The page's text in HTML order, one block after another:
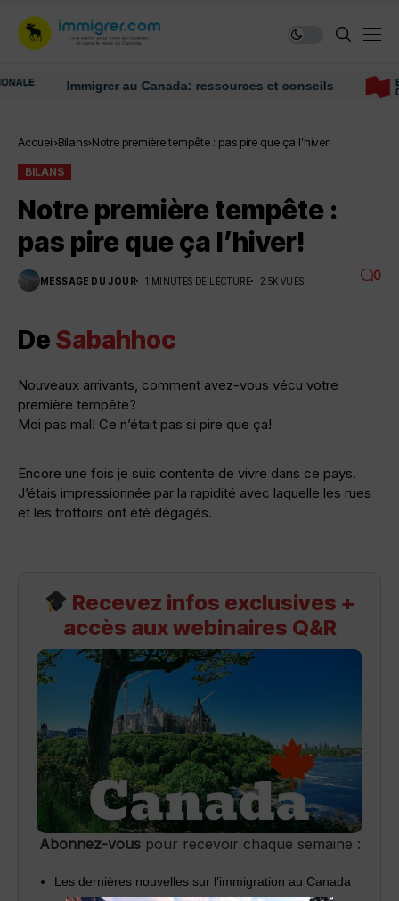
Immigrer au Canada: ressources et conseils
Accueil Bilans Notre première tempête : pas pire que ça l’hiver!
BILANS
Notre première tempête :
pas pire que ça l’hiver!
MESSAGE DU JOUR 1 MINUTES DE LECTURE 2.5K VUES 0
De Sabahhoc
Nouveaux arrivants, comment avez-vous vécu votre
première tempête?
Moi pas mal! Ce n’était pas si pire que ça!
Encore une fois je suis contente de vivre dans ce pays.
J’étais impressionnée par la rapidité avec laquelle les rues
et les trottoirs ont été dégagés.
Recevez infos exclusives +
accès aux webinaires Q&R
Abonnez-vouspour recevoir chaque semaine :
Les dernières nouvelles sur l’immigration au Canada